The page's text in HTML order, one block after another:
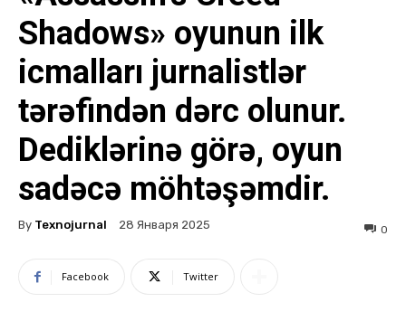
Shadows» oyunun ilk
icmalları jurnalistlər
tərəfindən dərc olunur.
Dediklərinə görə, oyun
sadəcə möhtəşəmdir.
By Texnojurnal 28 Января 2025 0
Facebook Twitter